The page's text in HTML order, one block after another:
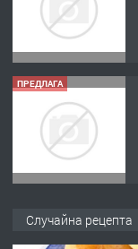
ПРЕДЛАГА
Случайна рецепта